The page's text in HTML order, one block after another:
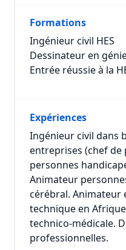
Formations
Ingénieur civil HES
Dessinateur en
Entrée réussie à la
Expériences
Ingénieur civil dans
entreprises (chef de
personnes
Animateur
cérébral. Animateur
technique en
technico-médicale.
professionnelles.